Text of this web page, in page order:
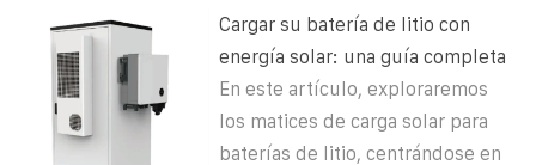
Cargar su batería de litio con
energía solar: una guía completa
En este artículo, exploraremos
los matices de carga solar para
baterías de litio, centrándose en